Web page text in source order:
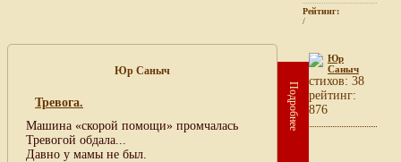
Рейтинг:
/
Юр Саныч
Тревога.
Машина «скорой помощи» промчалась
Тревогой обдала...
Давно у мамы не был.
Подробнее
Юр
Саныч
cтихов: 38
рейтинг:
876